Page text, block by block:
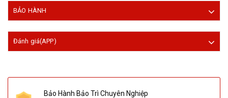
BẢO HÀNH
Đánh giá(APP)
Bảo Hành Bảo Trì Chuyên Nghiệp